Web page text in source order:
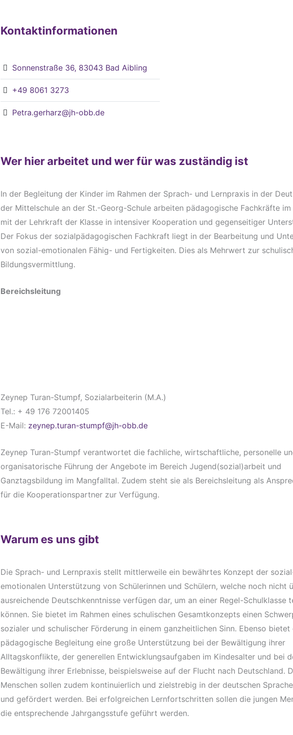
Kontaktinformationen
Sonnenstraße 36, 83043 Bad Aibling
+49 8061 3273
Petra.gerharz@jh-obb.de
Wer hier arbeitet und wer für was zuständig ist
In der Begleitung der Kinder im Rahmen der Sprach- und Lernpraxis in der
der Mittelschule an der St.-Georg-Schule arbeiten pädagogische Fachkräfte im
mit der Lehrkraft der Klasse in intensiver Kooperation und gegenseitiger
Der Fokus der sozialpädagogischen Fachkraft liegt in der Bearbeitung und
von sozial-emotionalen Fähig- und Fertigkeiten. Dies als Mehrwert zur
Bildungsvermittlung.
Bereichsleitung
Zeynep Turan-Stumpf, Sozialarbeiterin (M.A.)
Tel.: + 49 176 72001405
E-Mail: zeynep.turan-stumpf@jh-obb.de
Zeynep Turan-Stumpf verantwortet die fachliche, wirtschaftliche, personelle
organisatorische Führung der Angebote im Bereich Jugend(sozial)arbeit und
Ganztagsbildung im Mangfalltal. Zudem steht sie als Bereichsleitung als
für die Kooperationspartner zur Verfügung.
Warum es uns gibt
Die Sprach- und Lernpraxis stellt mittlerweile ein bewährtes Konzept der
emotionalen Unterstützung von Schülerinnen und Schülern, welche noch nicht
ausreichende Deutschkenntnisse verfügen dar, um an einer Regel-Schulklasse
können. Sie bietet im Rahmen eines schulischen Gesamtkonzepts einen
sozialer und schulischer Förderung in einem ganzheitlichen Sinn. Ebenso bietet
pädagogische Begleitung eine große Unterstützung bei der Bewältigung ihrer
Alltagskonflikte, der generellen Entwicklungsaufgaben im Kindesalter und bei
Bewältigung ihrer Erlebnisse, beispielsweise auf der Flucht nach Deutschland.
Menschen sollen zudem kontinuierlich und zielstrebig in der deutschen
und gefördert werden. Bei erfolgreichen Lernfortschritten sollen die jungen
die entsprechende Jahrgangsstufe geführt werden.